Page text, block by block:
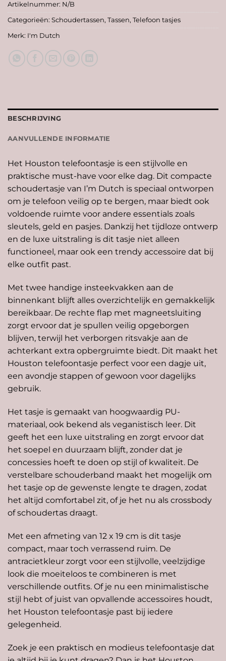
Artikelnummer: N/B
Categorieën: Schoudertassen, Tassen, Telefoon tasjes
Merk: I'm Dutch
BESCHRIJVING
AANVULLENDE INFORMATIE
Het Houston telefoontasje is een stijlvolle en
praktische must-have voor elke dag. Dit compacte
schoudertasje van I’m Dutch is speciaal ontworpen
om je telefoon veilig op te bergen, maar biedt ook
voldoende ruimte voor andere essentials zoals
sleutels, geld en pasjes. Dankzij het tijdloze ontwerp
en de luxe uitstraling is dit tasje niet alleen
functioneel, maar ook een trendy accessoire dat bij
elke outfit past.
Met twee handige insteekvakken aan de
binnenkant blijft alles overzichtelijk en gemakkelijk
bereikbaar. De rechte flap met magneetsluiting
zorgt ervoor dat je spullen veilig opgeborgen
blijven, terwijl het verborgen ritsvakje aan de
achterkant extra opbergruimte biedt. Dit maakt het
Houston telefoontasje perfect voor een dagje uit,
een avondje stappen of gewoon voor dagelijks
gebruik.
Het tasje is gemaakt van hoogwaardig PU-
materiaal, ook bekend als veganistisch leer. Dit
geeft het een luxe uitstraling en zorgt ervoor dat
het soepel en duurzaam blijft, zonder dat je
concessies hoeft te doen op stijl of kwaliteit. De
verstelbare schouderband maakt het mogelijk om
het tasje op de gewenste lengte te dragen, zodat
het altijd comfortabel zit, of je het nu als crossbody
of schoudertas draagt.
Met een afmeting van 12 x 19 cm is dit tasje
compact, maar toch verrassend ruim. De
antracietkleur zorgt voor een stijlvolle, veelzijdige
look die moeiteloos te combineren is met
verschillende outfits. Of je nu een minimalistische
stijl hebt of juist van opvallende accessoires houdt,
het Houston telefoontasje past bij iedere
gelegenheid.
Zoek je een praktisch en modieus telefoontasje dat